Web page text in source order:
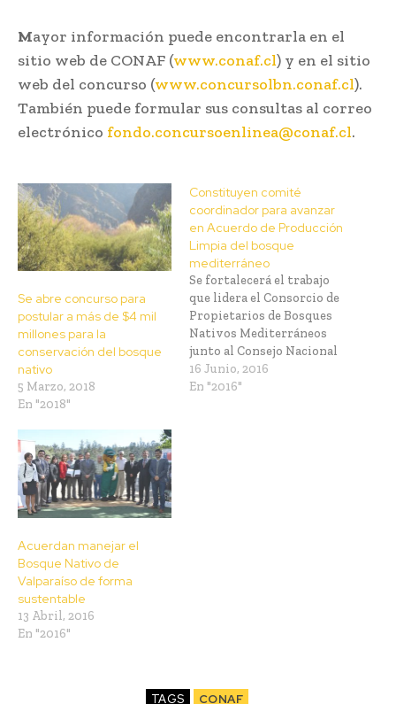
Mayor información puede encontrarla en el
sitio web de CONAF (www.conaf.cl) y en el sitio
web del concurso (www.concursolbn.conaf.cl).
También puede formular sus consultas al correo
electrónico fondo.concursoenlinea@conaf.cl.
Se abre concurso para
postular a más de $4 mil
millones para la
conservación del bosque
nativo
5 Marzo, 2018
En "2018"
Constituyen comité
coordinador para avanzar
en Acuerdo de Producción
Limpia del bosque
mediterráneo
Se fortalecerá el trabajo
que lidera el Consorcio de
Propietarios de Bosques
Nativos Mediterráneos
junto al Consejo Nacional
de Producción Limpia y
CONAF en la Región de
16 Junio, 2016
En "2016"
Acuerdan manejar el
Bosque Nativo de
Valparaíso de forma
sustentable
13 Abril, 2016
En "2016"
TAGS CONAF